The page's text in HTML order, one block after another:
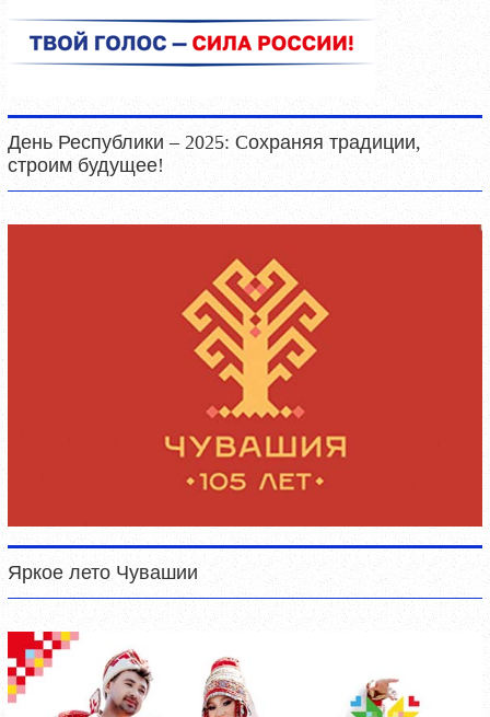
День Республики – 2025: Cохраняя традиции,
строим будущее!
Яркое лето Чувашии